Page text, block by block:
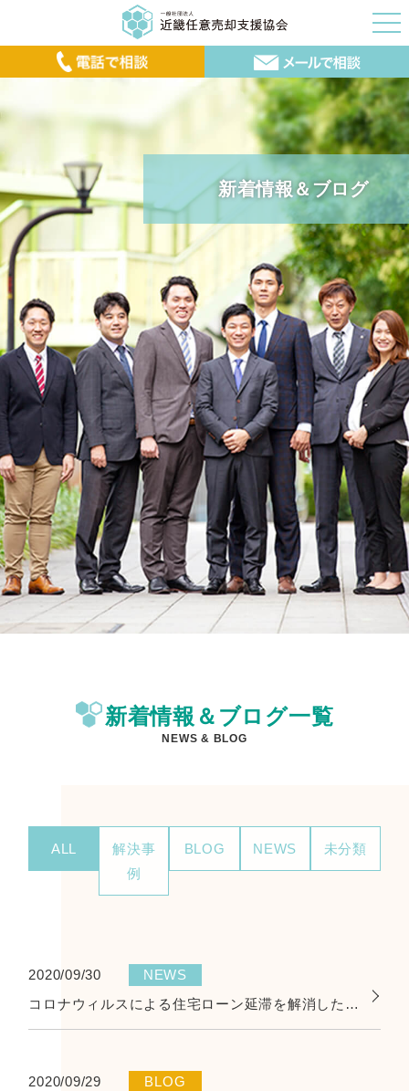
新着情報＆ブログ
新着情報＆ブログ一覧
NEWS & BLOG
ALL
解決事
例
BLOG NEWS 未分類
2020/09/30
NEWS
コロナウィルスによる住宅ローン延滞を解消したい！
2020/09/29
BLOG